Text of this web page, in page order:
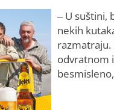
– U suštini,
nekih
razmatraju.
odvratnom